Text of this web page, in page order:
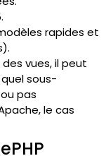
rapides et
vues, il peut
sous-
pas
le cas